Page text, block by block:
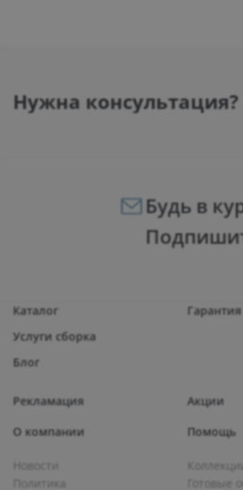
Нужна консультация?
Будь в
Каталог
Услуги сборка
Блог
Гарантия
Рекламация Акции
О компании
Новости
Политика
Помощь
Готовые